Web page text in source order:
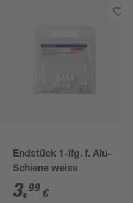
Endstück 1-lfg. f. Alu-
Schiene weiss
3,99 €